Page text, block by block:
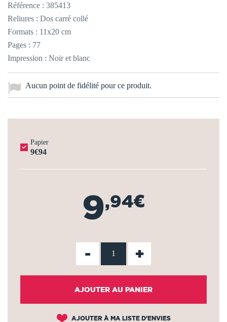
Référence : 385413
Reliures : Dos carré collé
Formats : 11x20 cm
Pages : 77
Impression : Noir et blanc
Aucun point de fidélité pour ce produit.
Papier
9€94
9,94€
- +
AJOUTER AU PANIER
AJOUTER À MA LISTE D'ENVIES